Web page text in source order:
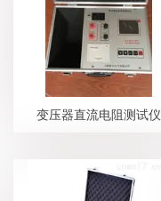
变压器直流电阻测试仪